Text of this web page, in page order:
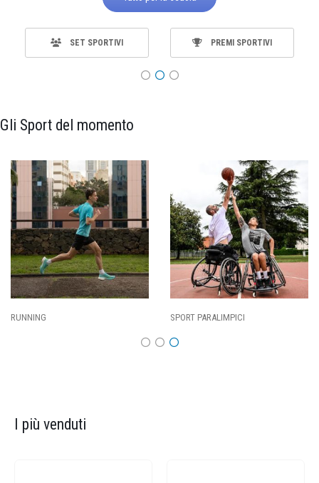
SET SPORTIVI PREMI SPORTIVI
Gli Sport del momento
CALCIO
I più venduti